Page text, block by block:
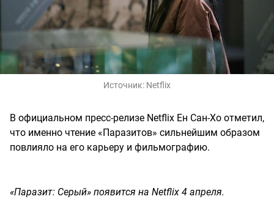
Источник: Netflix
В официальном пресс-релизе Netflix Ен Сан-Хо отметил,
что именно чтение «Паразитов» сильнейшим образом
повлияло на его карьеру и фильмографию.
«Паразит: Серый» появится на Netflix 4 апреля.